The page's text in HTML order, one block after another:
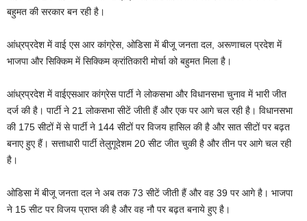
बहुमत की सरकार बन रही है।
आंध्रप्रदेश में वाई एस आर कांग्रेस, ओडिसा में बीजू जनता दल, अरूणाचल प्रदेश में
भाजपा और सिक्किम में सिक्किम क्रांतिकारी मोर्चा को बहुमत मिला है।
आंध्रप्रदेश में वाईएसआर कांग्रेस पार्टी ने लोकसभा और विधानसभा चुनाव में भारी जीत
दर्ज की है। पार्टी ने 21 लोकसभा सीटें जीती हैं और एक पर आगे चल रही है। विधानसभा
की 175 सीटों में से पार्टी ने 144 सीटों पर विजय हासिल की है और सात सीटों पर बढ़त
बनाए हुए हैं। सत्ताधारी पार्टी तेलुगूदेशम 20 सीट जीत चुकी है और तीन पर आगे चल रही
है।
ओडिसा में बीजू जनता दल ने अब तक 73 सीटें जीती हैं और वह 39 पर आगे है। भाजपा
ने 15 सीट पर विजय प्राप्त की है और वह नौ पर बढ़त बनाये हुए है।